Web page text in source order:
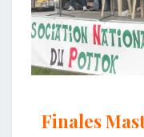
Finales